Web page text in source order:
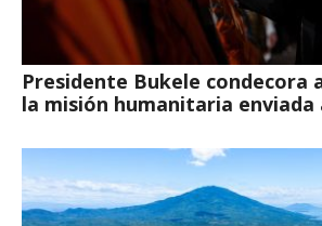
Presidente Bukele condecora
la misión humanitaria enviada